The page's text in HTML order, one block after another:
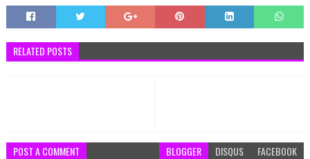
RELATED POSTS
POST A COMMENT BLOGGER DISQUS FACEBOOK